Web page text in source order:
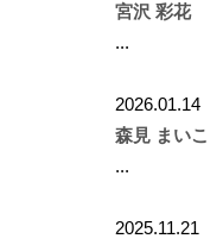
宮沢 彩花
...
2026.01.14
森見 まいこ
...
2025.11.21